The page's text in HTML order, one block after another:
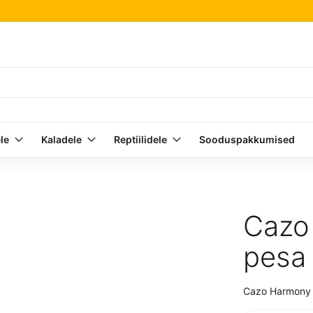
Kaladele Reptiilidele Sooduspakkumised
Cazo